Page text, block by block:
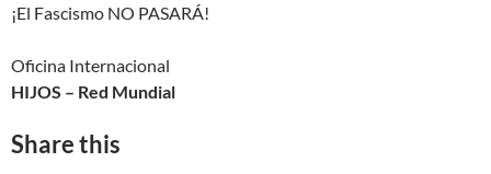
¡El Fascismo NO PASARÁ!
Oficina Internacional
HIJOS – Red Mundial
Share this